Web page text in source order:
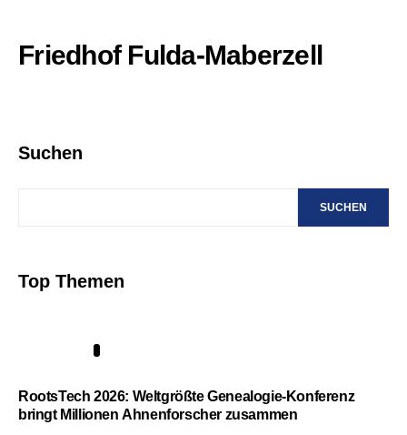
Friedhof Fulda-Maberzell
Suchen
SUCHEN
Top Themen
RootsTech 2026: Weltgrößte Genealogie-Konferenz
bringt Millionen Ahnenforscher zusammen